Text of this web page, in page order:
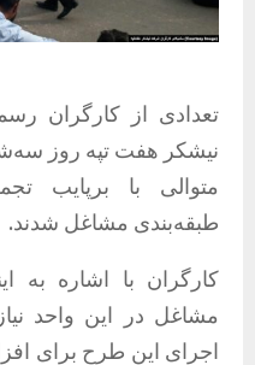
تعدادی از
متوالی با برپایب
طبقه‌بندی مشاغل شدند.
کارگران با اشاره به
مشاغل در این واحد
اجرای این طرح برای